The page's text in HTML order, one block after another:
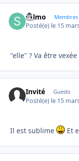
sylmo
Posté(e) le 15
"elle" ? Va être vexée
Invité Guests
Posté(e) le 15
Il est sublime Et